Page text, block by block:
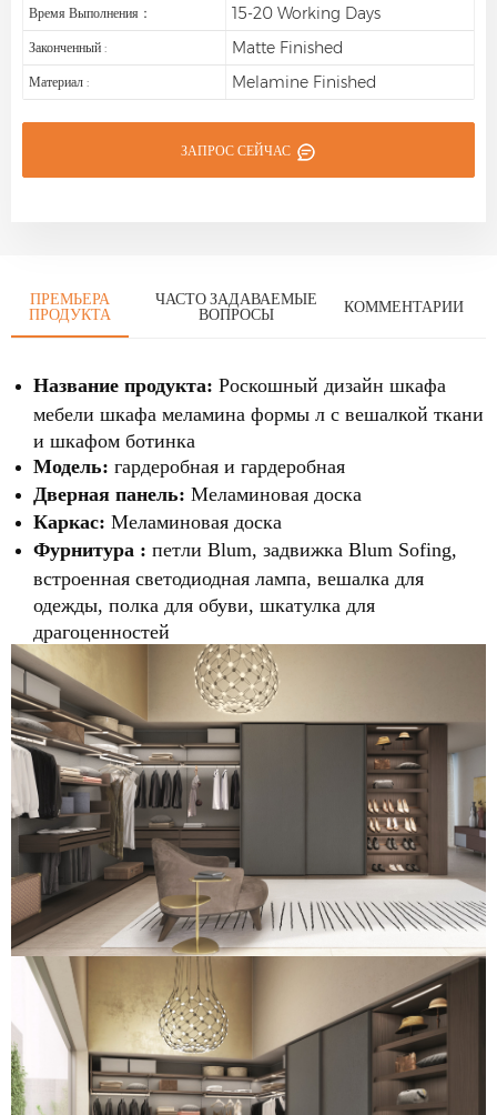
Время Выполнения： 15-20 Working Days
Законченный : Matte Finished
Материал : Melamine Finished
ЗАПРОС СЕЙЧАС
ПРЕМЬЕРА
ПРОДУКТА
ЧАСТО ЗАДАВАЕМЫЕ
ВОПРОСЫ КОММЕНТАРИИ
Название продукта: Роскошный дизайн шкафа
мебели шкафа меламина формы л с вешалкой ткани
и шкафом ботинка
Модель: гардеробная и гардеробная
Дверная панель: Меламиновая доска
Каркас: Меламиновая доска
Фурнитура : петли Blum, задвижка Blum Sofing,
встроенная светодиодная лампа, вешалка для
одежды, полка для обуви, шкатулка для
драгоценностей